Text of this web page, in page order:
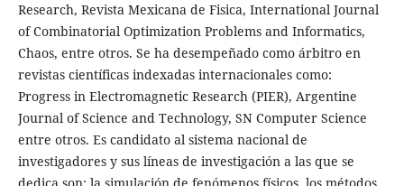
Research, Revista Mexicana de Fisica, International Journal
of Combinatorial Optimization Problems and Informatics,
Chaos, entre otros. Se ha desempeñado como árbitro en
revistas científicas indexadas internacionales como:
Progress in Electromagnetic Research (PIER), Argentine
Journal of Science and Technology, SN Computer Science
entre otros. Es candidato al sistema nacional de
investigadores y sus líneas de investigación a las que se